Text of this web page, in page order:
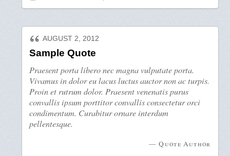
AUGUST 2, 2012
Sample Quote
Praesent porta libero nec magna vulputate porta.
Vivamus in dolor eu lacus luctus auctor non ac turpis.
Proin et rutrum dolor. Praesent venenatis purus
convallis ipsum porttitor convallis consectetur orci
condimentum. Curabitur ornare interdum
pellentesque.
— Quote Author